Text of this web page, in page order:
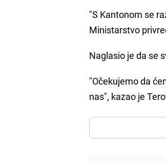
"S Kantonom se
Ministarstvo
Naglasio je da se
"Očekujemo da
nas", kazao je